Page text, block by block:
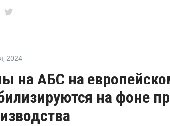
, 2024
на АБС на
на фоне